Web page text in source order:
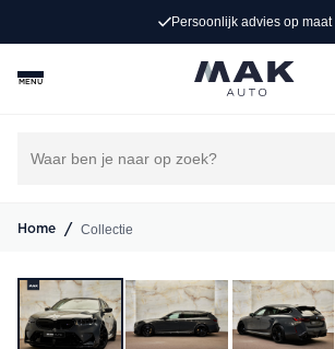
Persoonlijk advies op maat
MENU
Home / Collectie